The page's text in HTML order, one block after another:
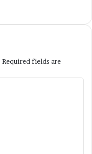
Required fields are